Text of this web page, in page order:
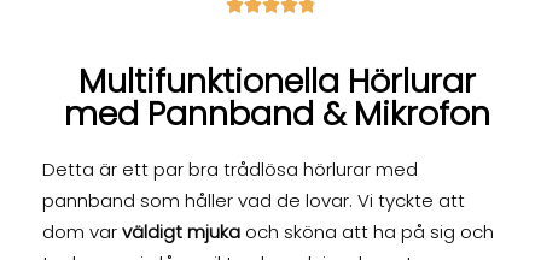

Multifunktionella Hörlurar
med Pannband & Mikrofon
Detta är ett par bra trådlösa hörlurar med
pannband som håller vad de lovar. Vi tyckte att
dom varväldigt mjuka och sköna att ha på sig och